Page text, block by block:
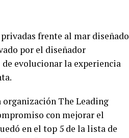
frente al mar diseñado
por el diseñador
evolucionar la experiencia
organización The Leading
con mejorar el
en el top 5 de la lista de